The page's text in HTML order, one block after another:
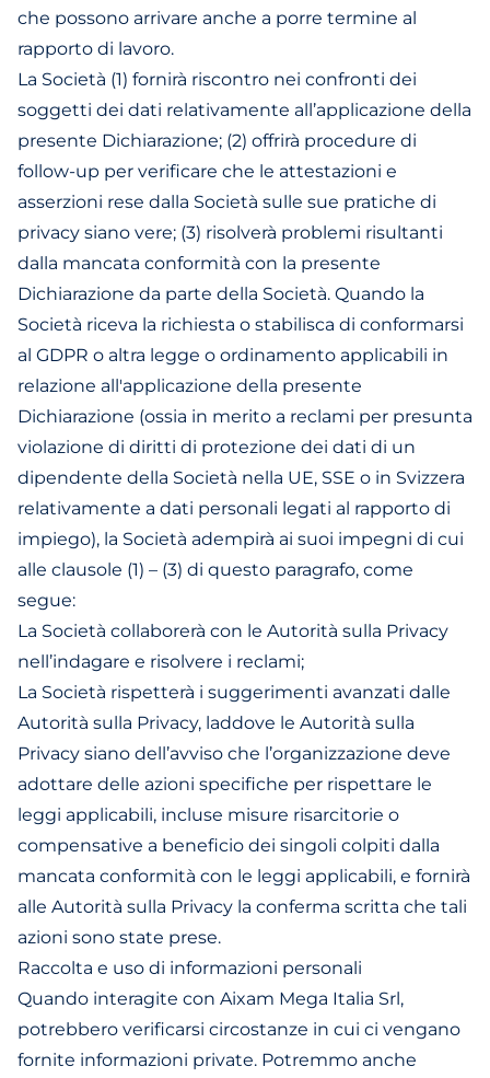
che possono arrivare anche a porre termine al
rapporto di lavoro.
La Società (1) fornirà riscontro nei confronti dei
soggetti dei dati relativamente all’applicazione della
presente Dichiarazione; (2) offrirà procedure di
follow-up per verificare che le attestazioni e
asserzioni rese dalla Società sulle sue pratiche di
privacy siano vere; (3) risolverà problemi risultanti
dalla mancata conformità con la presente
Dichiarazione da parte della Società. Quando la
Società riceva la richiesta o stabilisca di conformarsi
al GDPR o altra legge o ordinamento applicabili in
relazione all'applicazione della presente
Dichiarazione (ossia in merito a reclami per presunta
violazione di diritti di protezione dei dati di un
dipendente della Società nella UE, SSE o in Svizzera
relativamente a dati personali legati al rapporto di
impiego), la Società adempirà ai suoi impegni di cui
alle clausole (1) – (3) di questo paragrafo, come
segue:
La Società collaborerà con le Autorità sulla Privacy
nell’indagare e risolvere i reclami;
La Società rispetterà i suggerimenti avanzati dalle
Autorità sulla Privacy, laddove le Autorità sulla
Privacy siano dell’avviso che l’organizzazione deve
adottare delle azioni specifiche per rispettare le
leggi applicabili, incluse misure risarcitorie o
compensative a beneficio dei singoli colpiti dalla
mancata conformità con le leggi applicabili, e fornirà
alle Autorità sulla Privacy la conferma scritta che tali
azioni sono state prese.
Raccolta e uso di informazioni personali
Quando interagite con Aixam Mega Italia Srl,
potrebbero verificarsi circostanze in cui ci vengano
fornite informazioni private. Potremmo anche